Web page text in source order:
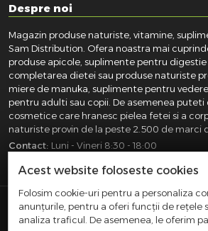
Despre noi
Magazin produse naturiste, vitamine,
Sam Distribution. Ofera noastra mai
produse apicole, suplimente pentru
completarea dietei sau produse naturiste
miere de manuka, suplimente pentru
pentru adulti sau copii. De asemenea
cosmetice care hranesc pielea fetei si a
naturiste provin de la peste 2.500 de marci
Contact: Luni - Vineri 8:30 - 18:00
SAM DISTRIBUTION S.R.L.- Registrul
J40/10004/2002, Cod fiscal:
Acest website foloseste cookies
Folosim cookie-uri pentru a personaliza
anunțurile, pentru a oferi funcții de rețele
analiza traficul. De asemenea, le oferim